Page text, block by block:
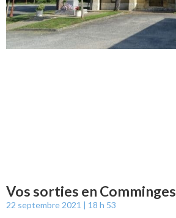
Vos sorties en Comminges
22 septembre 2021 18 h 53